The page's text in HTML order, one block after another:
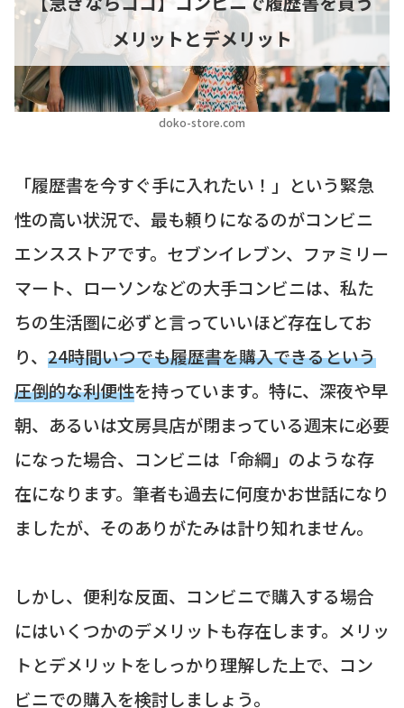
doko-store.com
メリットとデメリット
「履歴書を今すぐ手に入れたい！」という緊急
性の高い状況で、最も頼りになるのがコンビニ
エンスストアです。セブンイレブン、ファミリー
マート、ローソンなどの大手コンビニは、私た
ちの生活圏に必ずと言っていいほど存在してお
り、 24時間いつでも履歴書を購入できるという
圧倒的な利便性を持っています。特に、深夜や早
朝、あるいは文房具店が閉まっている週末に必要
になった場合、コンビニは「命綱」のような存
在になります。筆者も過去に何度かお世話になり
ましたが、そのありがたみは計り知れません。
しかし、便利な反面、コンビニで購入する場合
にはいくつかのデメリットも存在します。メリッ
トとデメリットをしっかり理解した上で、コン
ビニでの購入を検討しましょう。